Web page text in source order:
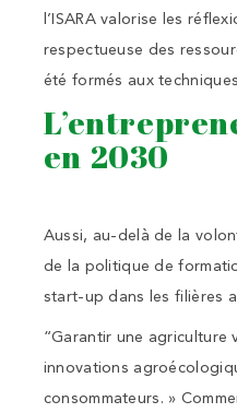
l’ISARA valorise les
respectueuse des
été formés aux
en 2030
Aussi, au-delà de la
de la politique de
start-up dans les filières
“Garantir une agriculture
innovations
consommateurs. »